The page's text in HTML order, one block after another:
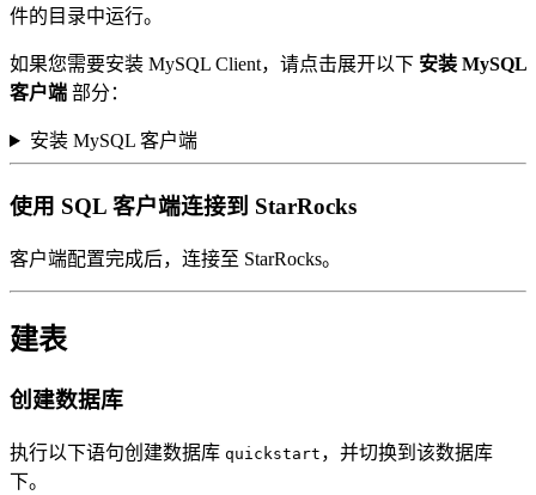
件的目录中运行。
如果您需要安装 MySQL Client，请点击展开以下 安装 MySQL
客户端 部分：
安装 MySQL 客户端
使用 SQL 客户端连接到 StarRocks
客户端配置完成后，连接至 StarRocks。
建表
创建数据库
执行以下语句创建数据库 quickstart ，并切换到该数据库
下。